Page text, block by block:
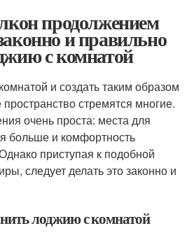
продолжением
и правильно
с комнатой
и создать таким образом
стремятся многие.
очень проста: места для
больше и комфортность
приступая к подобной
следует делать это законно и
лоджию с комнатой